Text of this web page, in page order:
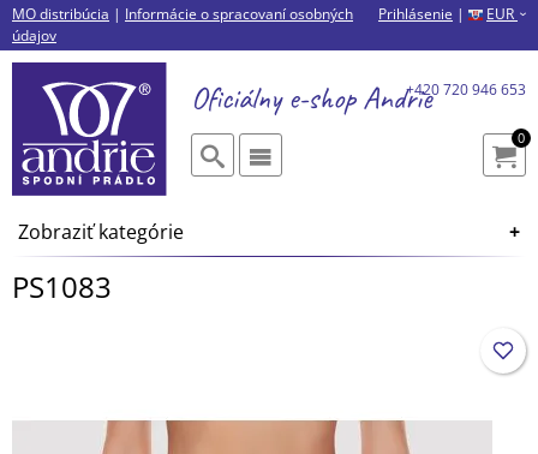
Prihlásenie | EUR ›
MO distribúcia | Informácie o spracovaní osobných
údajov
Oficiálny e-shopAndrie
0
+420 720 946 653
Zobraziť kategórie
PS1083